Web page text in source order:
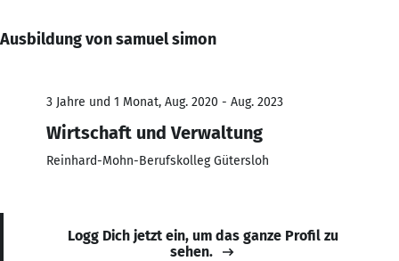
Ausbildung von samuel simon
3 Jahre und 1 Monat, Aug. 2020 - Aug. 2023
Wirtschaft und Verwaltung
Reinhard-Mohn-Berufskolleg Gütersloh
Logg Dich jetzt ein, um das ganze Profil zu
sehen.